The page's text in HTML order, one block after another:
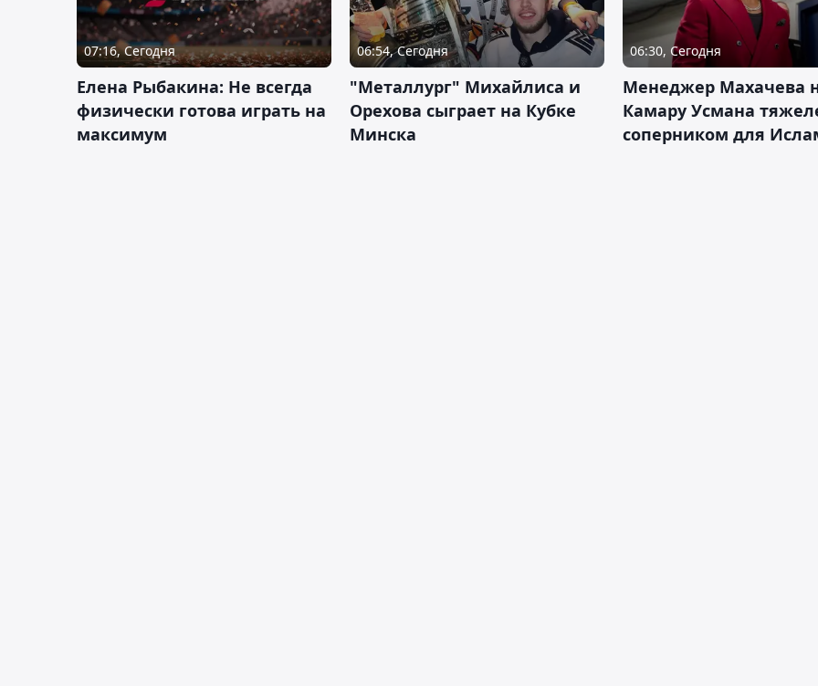
07:16, Сегодня
Елена Рыбакина: Не всегда
физически готова играть на
максимум
06:54, Сегодня
"Металлург" Михайлиса и
Орехова сыграет на Кубке
Минска
06:30, Сегодня
Менеджер Махачева
Камару Усмана
соперником для